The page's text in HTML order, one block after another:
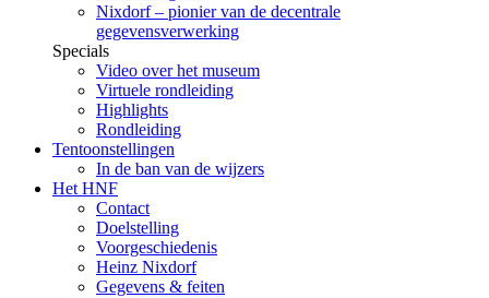
Nixdorf – pionier van de decentrale
gegevensverwerking
Specials
Video over het museum
Virtuele rondleiding
Highlights
Rondleiding
Tentoonstellingen
In de ban van de wijzers
Het HNF
Contact
Doelstelling
Voorgeschiedenis
Heinz Nixdorf
Gegevens & feiten